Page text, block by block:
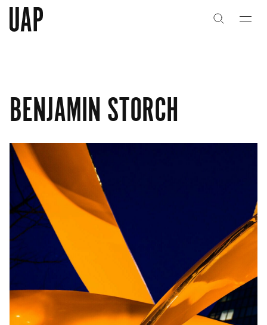
团队与文化
合作伙伴
项目
能力
艺术咨询
制作工厂
艺术品保护部门
BENJAMIN STORCH
团队与文化
合作伙伴
项目
能力
艺术咨询
制作工厂
艺术品保护部门